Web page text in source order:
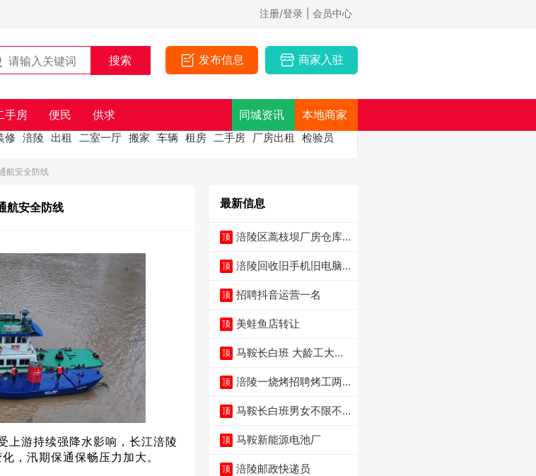
注册/登录 | 会员中心
发布信息 商家入驻
手房 便民 供求 同城资讯 本地商家
修 涪陵 出租 二室一厅 搬家 车辆 租房 二手房 厂房出租
检验员
航安全防线
航安全防线
上游持续强降水影响，长江涪陵
，汛期保通保畅压力加大。
最新信息
顶 涪陵区蒿枝坝厂房仓库
顶 涪陵回收旧手机旧电脑
顶 招聘抖音运营一名
顶 美蛙鱼店转让
顶 马鞍长白班 大龄工大量
顶 涪陵一烧烤招聘烤工两
顶 马鞍长白班男女不限不
顶 马鞍新能源电池厂
顶 涪陵邮政快递员